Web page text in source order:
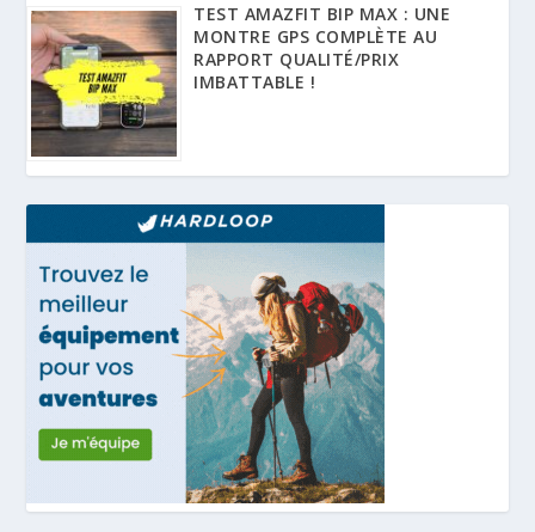
TEST AMAZFIT BIP MAX : UNE
MONTRE GPS COMPLÈTE AU
RAPPORT QUALITÉ/PRIX
IMBATTABLE !